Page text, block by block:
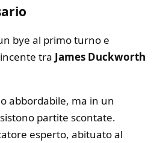
bye al primo turno e
tra James Duckworth
abbordabile, ma in un
partite scontate.
esperto, abituato al